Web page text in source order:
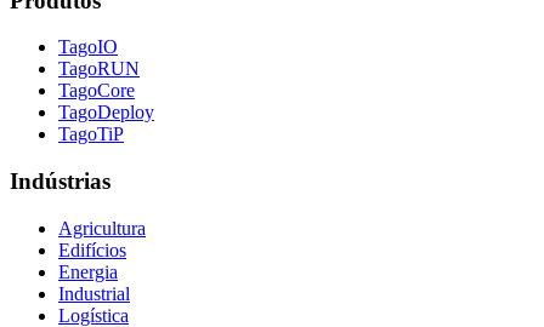
TagoIO
TagoRUN
TagoCore
TagoDeploy
TagoTiP
Indústrias
Agricultura
Edifícios
Energia
Industrial
Logística